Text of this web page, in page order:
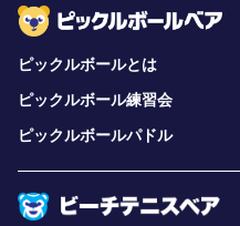
ピックルボールとは
ピックルボール練習会
ピックルボールパドル